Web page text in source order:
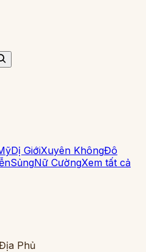
Dị GiớiXuyên KhôngĐô
SủngNữ CườngXem tất cả
Phủ